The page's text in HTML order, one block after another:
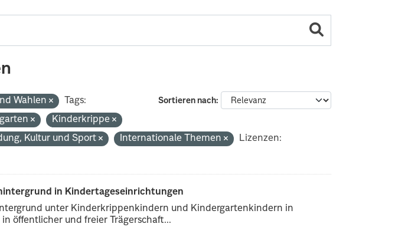
Sortieren nach
Wahlen
Tags:
Kinderkrippe
Kultur und Sport Internationale Themen
Lizenzen:
in Kindertageseinrichtungen
unter Kinderkrippenkindern und Kindergartenkindern in
öffentlicher und freier Trägerschaft...